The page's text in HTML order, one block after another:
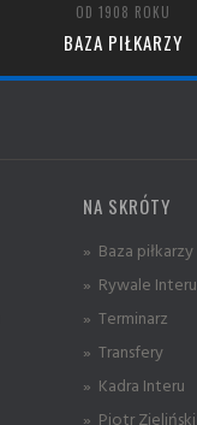
OD 1908 ROKU
BAZA PIŁKARZY
NA SKRÓTY
» Baza piłkarzy
» Rywale Interu
» Terminarz
» Transfery
» Kadra Interu
» Piotr Zieliński